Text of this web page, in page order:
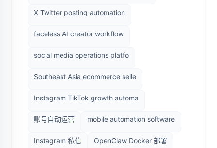
X Twitter posting automation
faceless AI creator workflow
social media operations platfo
Southeast Asia ecommerce selle
Instagram TikTok growth automa
账号自动运营 mobile automation software
Instagram 私信 OpenClaw Docker 部署